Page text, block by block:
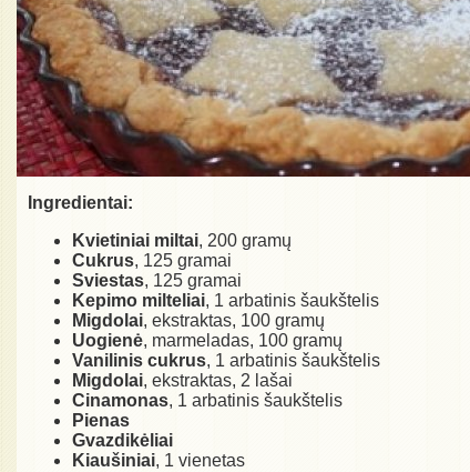
Ingredientai:
Kvietiniai miltai, 200 gramų
Cukrus, 125 gramai
Sviestas, 125 gramai
Kepimo milteliai, 1 arbatinis šaukštelis
Migdolai, ekstraktas, 100 gramų
Uogienė, marmeladas, 100 gramų
Vanilinis cukrus, 1 arbatinis šaukštelis
Migdolai, ekstraktas, 2 lašai
Cinamonas, 1 arbatinis šaukštelis
Pienas
Gvazdikėliai
Kiaušiniai, 1 vienetas